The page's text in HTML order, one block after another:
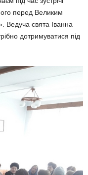
перед Великим
Ведуча свята Іванна
дотримуватися під